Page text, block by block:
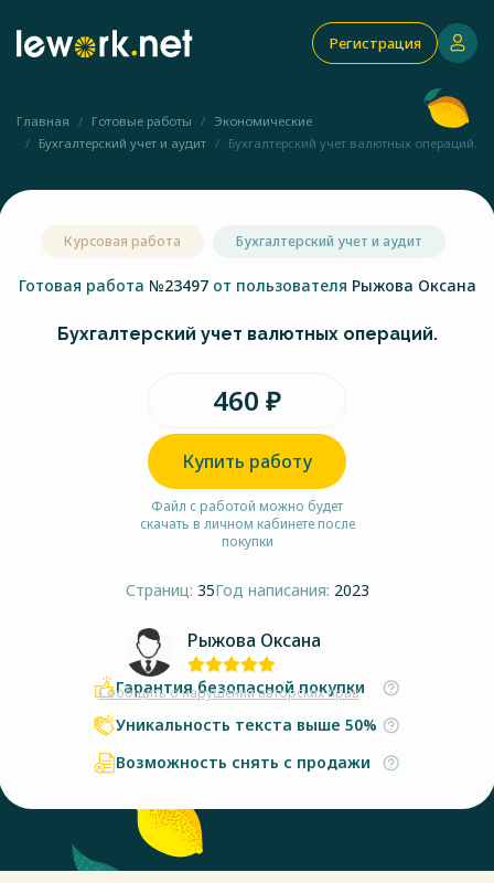
Регистрация
Главная Готовые работы
Экономические
Бухгалтерский учет и аудит
Бухгалтерский учет валютных операций.
Курсовая работа Бухгалтерский учет и аудит
Готовая работа №23497 от пользователя Рыжова Оксана
Бухгалтерский учет валютных операций.
460 ₽
Купить работу
Файл с работой можно будет
скачать в личном кабинете после
покупки
Страниц: 35Год написания: 2023
Рыжова Оксана
Сообщить о нарушении авторских прав
Гарантия безопасной покупки
Уникальность текста выше 50%
Возможность снять с продажи